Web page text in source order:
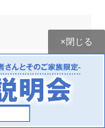
×閉じる